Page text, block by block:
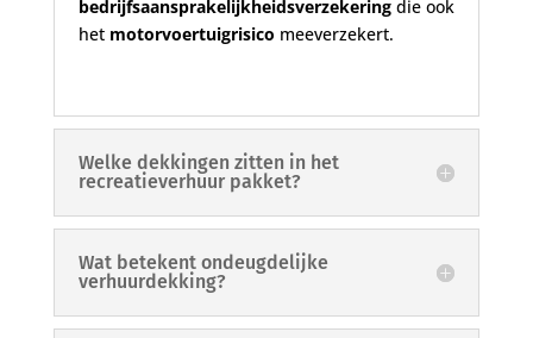
bedrijfsaansprakelijkheidsverzekeringdie ook
het motorvoertuigrisico meeverzekert.
Welke dekkingen zitten in het
recreatieverhuur pakket?
Wat betekent ondeugdelijke
verhuurdekking?